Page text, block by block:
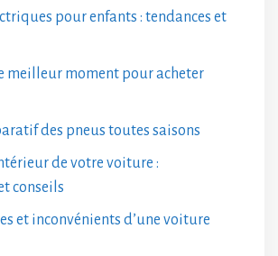
pour enfants : tendances et
meilleur moment pour acheter
des pneus toutes saisons
de votre voiture :
conseils
et inconvénients d’une voiture